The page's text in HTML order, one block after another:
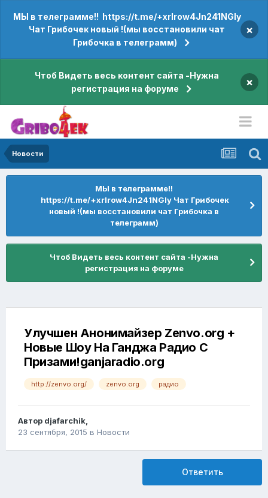
МЫ в телеграмме!! https://t.me/+xrIrow4Jn241NGIy
Чат Грибочек новый !(мы восстановили чат
Грибочка в телеграмм)
×
Чтоб Видеть весь контент сайта -Нужна
регистрация на форуме
×
Новости
МЫ в телеграмме!!
https://t.me/+xrIrow4Jn241NGIy Чат Грибочек
новый !(мы восстановили чат Грибочка в
телеграмм)
Чтоб Видеть весь контент сайта -Нужна
регистрация на форуме
Улучшен Анонимайзер Zenvo.org +
Новые Шоу На Ганджа Радио С
Призами!ganjaradio.org
http://zenvo.org/ zenvo.org радио
Автор djafarchik,
23 сентября, 2015 в Новости
Ответить